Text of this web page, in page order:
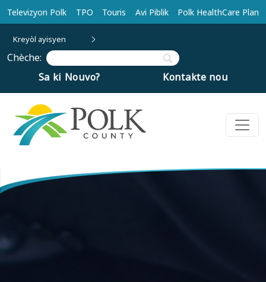
Ale nan kontni prensipal la
Televizyon Polk TPO Touris Avi Piblik Polk HealthCare Plan
Kreyòl ayisyen
Chèche:
Sa ki Nouvo?
Kontakte nou